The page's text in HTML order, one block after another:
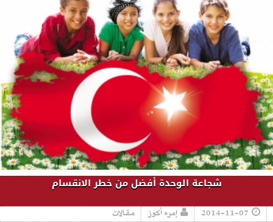
شجاعة الوحدة أفضل من خطر الانقسام
2014-11-07 إمره أكوز مقالات